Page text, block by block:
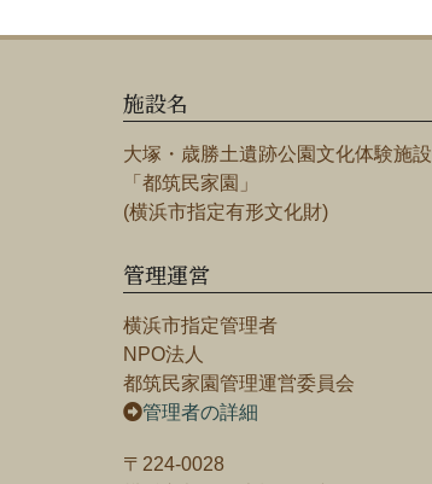
施設名
大塚・歳勝土遺跡公園文化体験施設
「都筑民家園」
(横浜市指定有形文化財)
管理運営
横浜市指定管理者
NPO法人
都筑民家園管理運営委員会
管理者の詳細
〒224-0028